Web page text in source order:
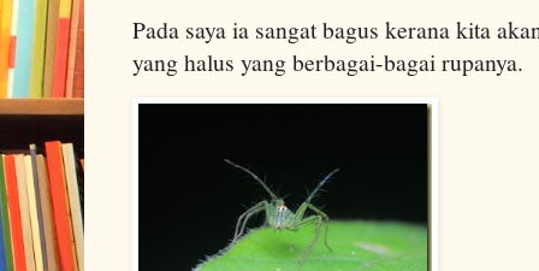
Pada saya ia sangat bagus kerana kita
yang halus yang berbagai-bagai rupanya.